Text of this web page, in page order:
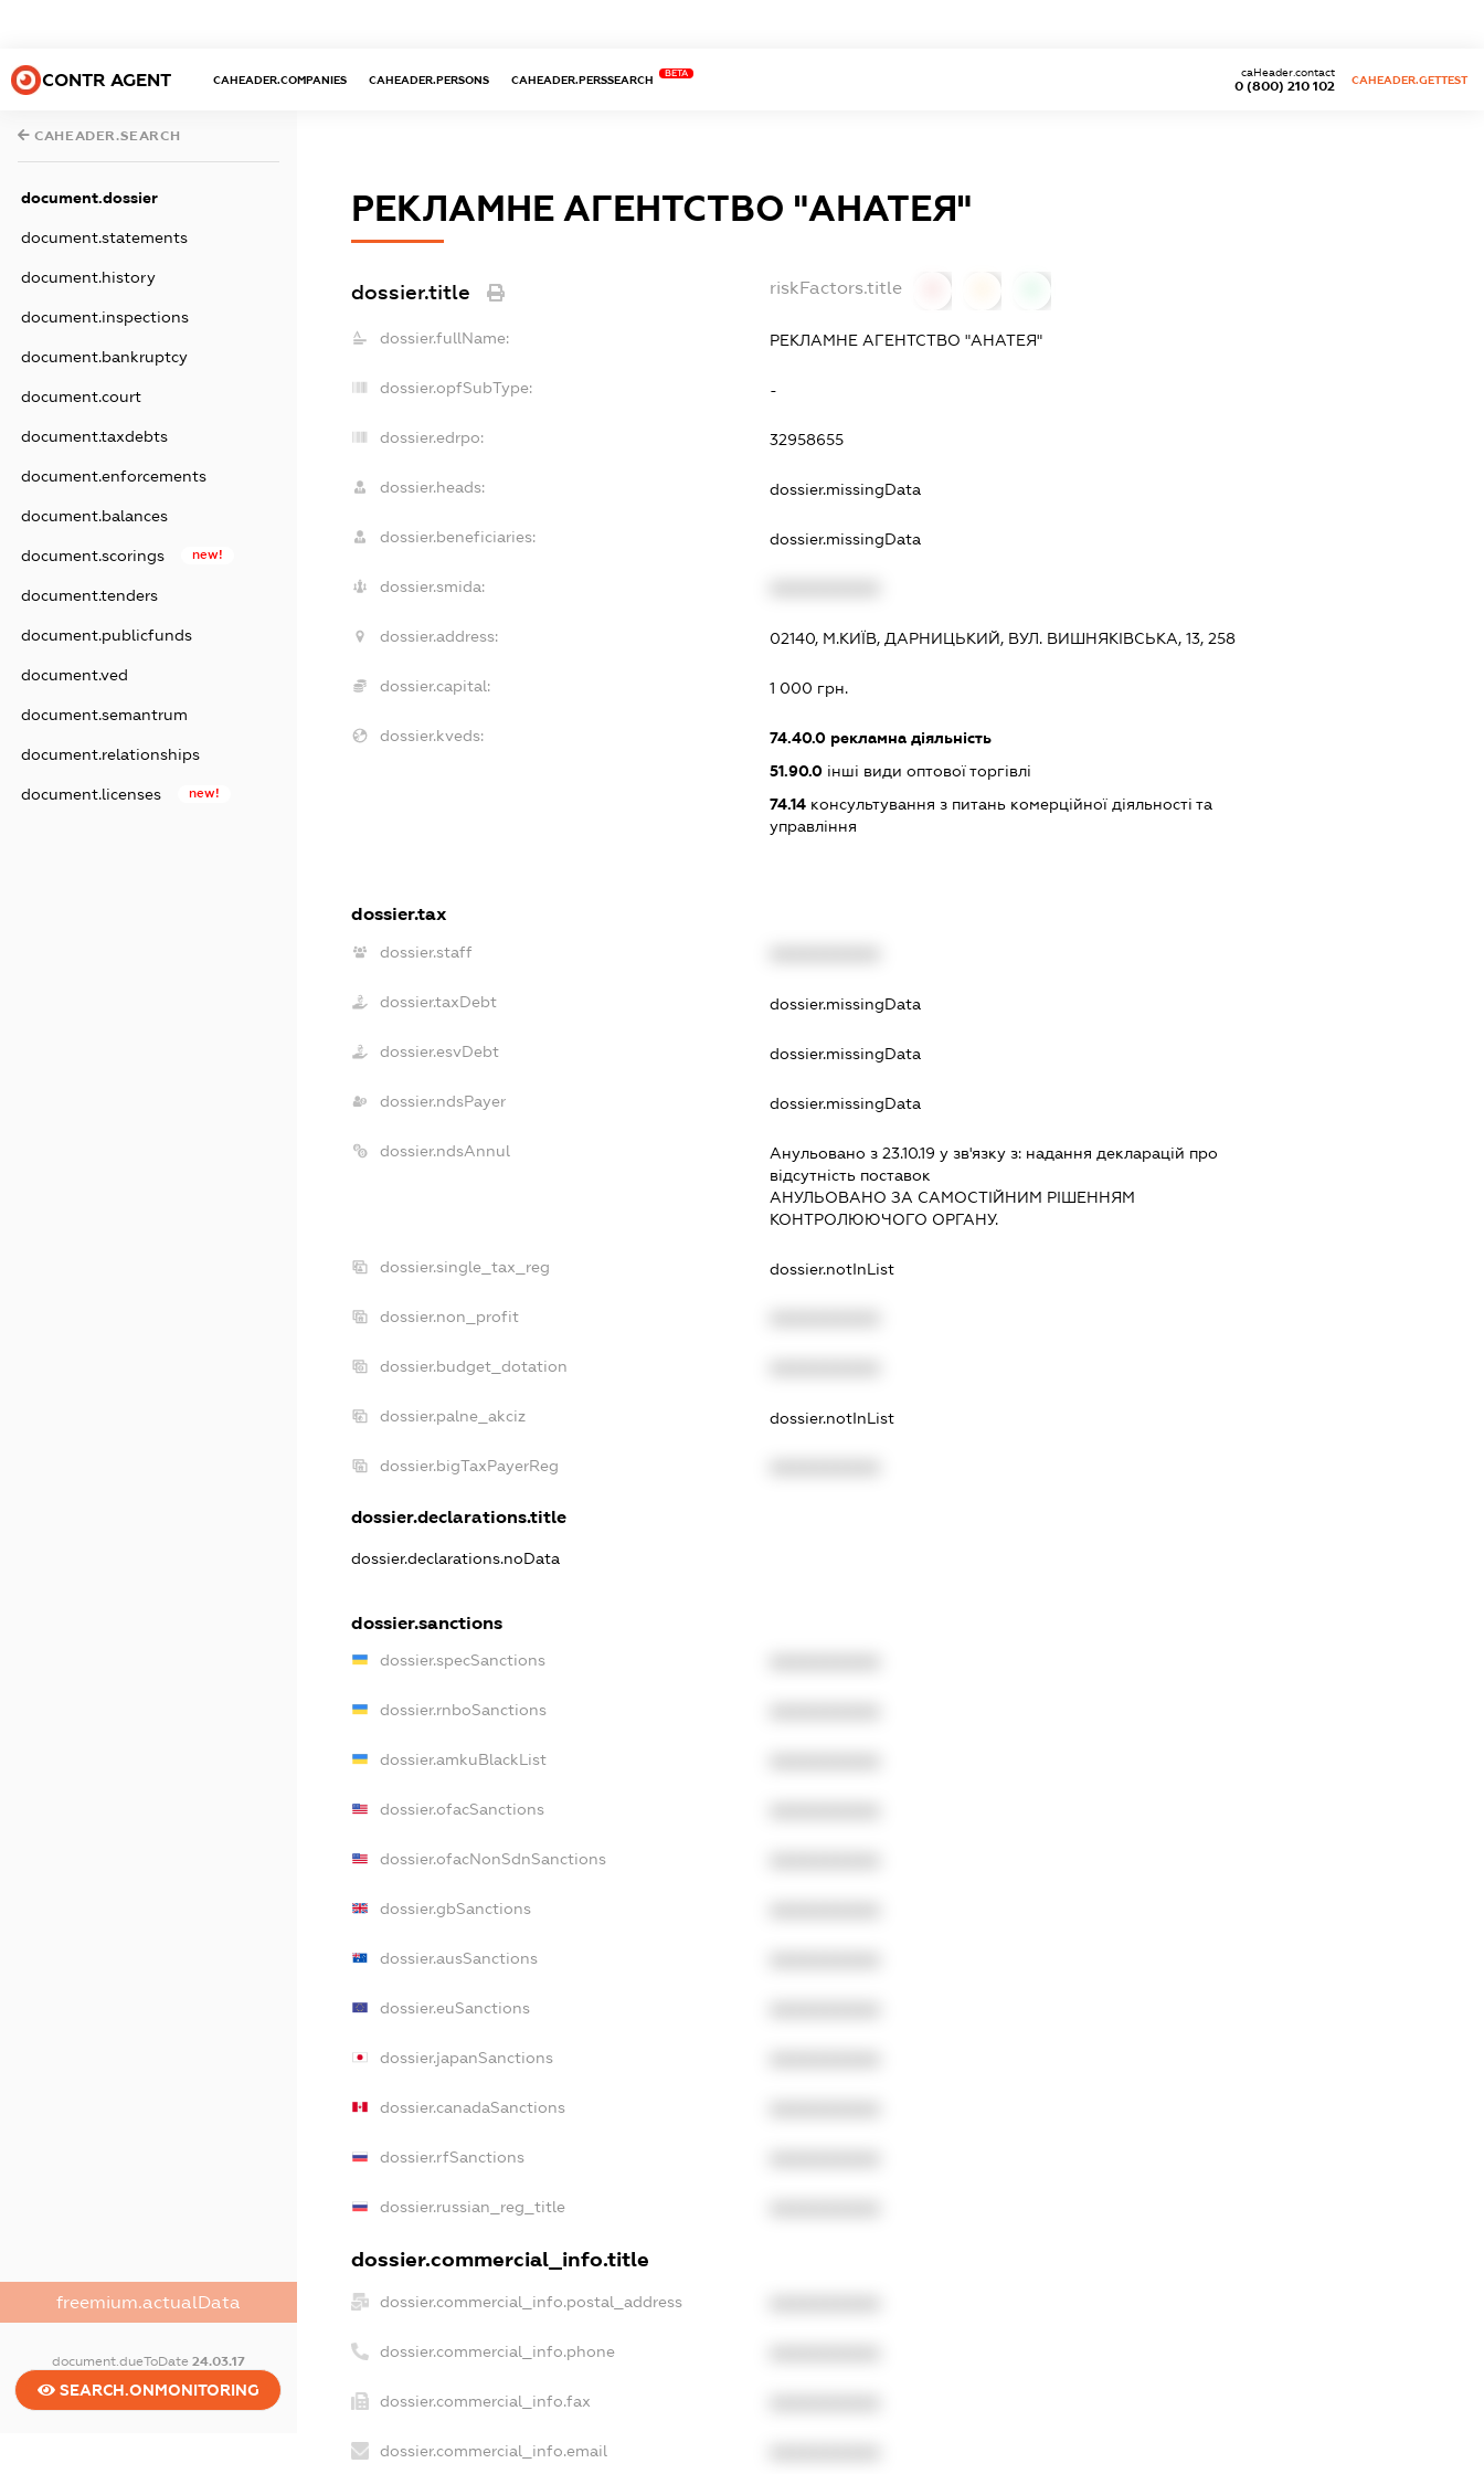
CONTR AGENT CAHEADER.COMPANIES CAHEADER.PERSONS CAHEADER.PERSSEARCH
BETA
0 (800) 210 102
caHeader.contact
CAHEADER.GETTEST
CAHEADER.SEARCH
document.dossier
document.statements
document.history
document.inspections
document.bankruptcy
document.court
document.taxdebts
document.enforcements
document.balances
document.scorings new!
document.tenders
document.publicfunds
document.ved
document.semantrum
document.relationships
document.licenses new!
freemium.actualData
document.dueToDate 24.03.17
SEARCH.ONMONITORING
РЕКЛАМНЕ АГЕНТСТВО "АНАТЕЯ"
dossier.title riskFactors.title
dossier.fullName: РЕКЛАМНЕ АГЕНТСТВО "АНАТЕЯ"
dossier.opfSubType: -
dossier.edrpo: 32958655
dossier.heads: dossier.missingData
dossier.beneficiaries: dossier.missingData
dossier.smida:
dossier.address: 02140, М.КИЇВ, ДАРНИЦЬКИЙ, ВУЛ. ВИШНЯКІВСЬКА, 13, 258
dossier.capital: 1 000 грн.
dossier.kveds: 74.40.0 рекламна діяльність
51.90.0 інші види оптової торгівлі
74.14 консультування з питань комерційної діяльності та
управління
dossier.tax
dossier.staff
dossier.taxDebt dossier.missingData
dossier.esvDebt dossier.missingData
dossier.ndsPayer dossier.missingData
dossier.ndsAnnul Анульовано з 23.10.19 у зв'язку з: надання декларацiй про
вiдсутнiсть поставок
АНУЛЬОВАНО ЗА САМОСТIЙНИМ РIШЕННЯМ
КОНТРОЛЮЮЧОГО ОРГАНУ.
dossier.single_tax_reg dossier.notInList
dossier.non_profit
dossier.budget_dotation
dossier.palne_akciz dossier.notInList
dossier.bigTaxPayerReg
dossier.declarations.title
dossier.declarations.noData
dossier.sanctions
dossier.specSanctions
dossier.rnboSanctions
dossier.amkuBlackList
dossier.ofacSanctions
dossier.ofacNonSdnSanctions
dossier.gbSanctions
dossier.ausSanctions
dossier.euSanctions
dossier.japanSanctions
dossier.canadaSanctions
dossier.rfSanctions
dossier.russian_reg_title
dossier.commercial_info.title
dossier.commercial_info.postal_address
dossier.commercial_info.phone
dossier.commercial_info.fax
dossier.commercial_info.email